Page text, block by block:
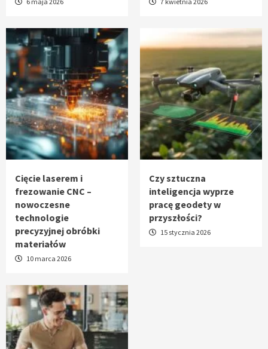
Cięcie laserem i
frezowanie CNC –
nowoczesne
technologie
precyzyjnej obróbki
materiałów
10 marca 2026
Czy sztuczna
inteligencja wyprze
pracę geodety w
przyszłości?
15 stycznia 2026